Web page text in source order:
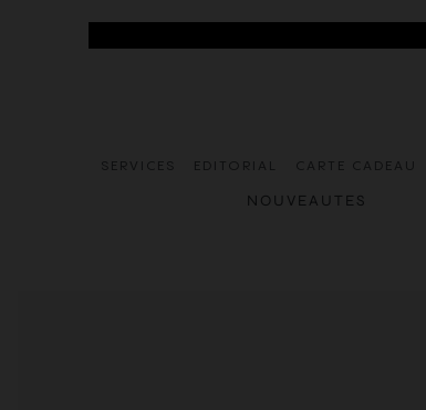
SERVICES EDITORIAL CARTE CADEAU
NOUVEAUTES